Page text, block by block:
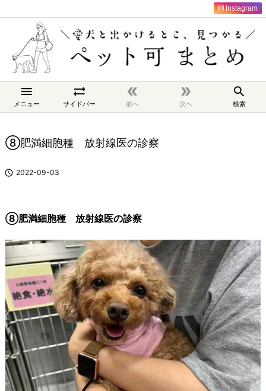

メニュー

サイドバー

前へ

次へ

検索
Instagram
⑧肥満細胞種 放射線医の診察
 2022-09-03
⑧肥満細胞種 放射線医の診察